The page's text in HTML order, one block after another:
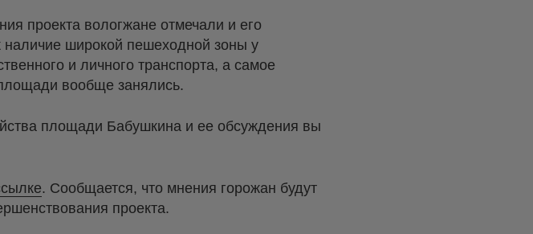
проекта вологжане отмечали и его
широкой пешеходной зоны у
и личного транспорта, а самое
вообще занялись.
площади Бабушкина и ее обсуждения вы
. Сообщается, что мнения горожан будут
проекта.